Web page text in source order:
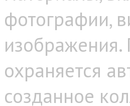
фотографии,
охраняется
созданное